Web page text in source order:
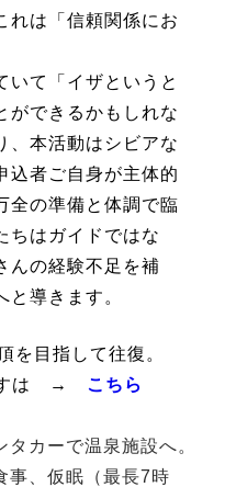
れは「信頼関係にお
いて「イザというと
ができるかもしれな
、本活動はシビアな
込者ご自身が主体的
全の準備と体調で臨
ちはガイドではな
んの経験不足を補
導きます。
を目指して往復。
すは → こちら
カーで温泉施設へ。
、仮眠（最長7時